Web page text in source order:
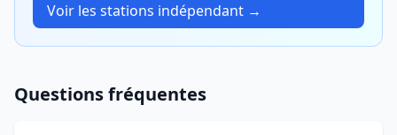
Voir les stations indépendant →
Questions fréquentes